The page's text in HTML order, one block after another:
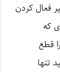
فعال کردن
که
قطع
تنها